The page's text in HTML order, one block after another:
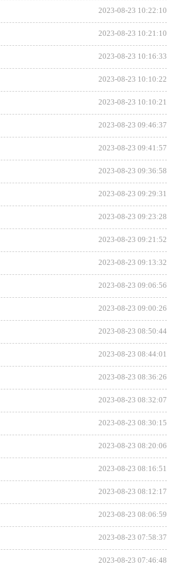
2023-08-23 10:22:10
2023-08-23 10:21:10
2023-08-23 10:16:33
2023-08-23 10:10:22
2023-08-23 10:10:21
2023-08-23 09:46:37
2023-08-23 09:41:57
2023-08-23 09:36:58
2023-08-23 09:29:31
2023-08-23 09:23:28
2023-08-23 09:21:52
2023-08-23 09:13:32
2023-08-23 09:06:56
2023-08-23 09:00:26
2023-08-23 08:50:44
2023-08-23 08:44:01
2023-08-23 08:36:26
2023-08-23 08:32:07
2023-08-23 08:30:15
2023-08-23 08:20:06
2023-08-23 08:16:51
2023-08-23 08:12:17
2023-08-23 08:06:59
2023-08-23 07:58:37
2023-08-23 07:46:48